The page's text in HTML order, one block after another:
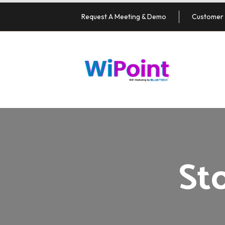
Request A Meeting & Demo